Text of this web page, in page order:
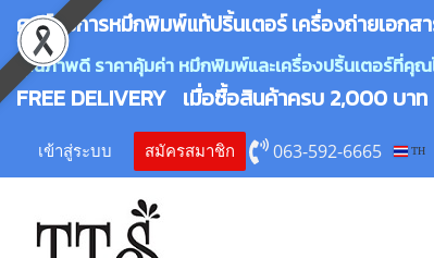
ศูนย์บริการหมึกพิมพ์แท้ปริ้นเตอร์ เครื่องถ่ายเอกส
คุณภาพดี ราคาคุ้มค่า หมึกพิมพ์และเครื่องปริ้นเตอร์ที่คุณ
FREE DELIVERY เมื่อซื้อสินค้าครบ 2,000 บาท
เข้าสู่ระบบ สมัครสมาชิก 063-592-6665 TH